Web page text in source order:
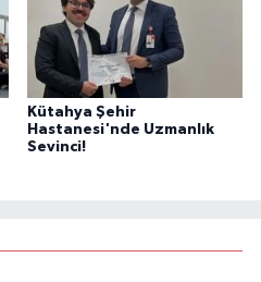
Kütahya Şehir
Hastanesi'nde Uzmanlık
Sevinci!